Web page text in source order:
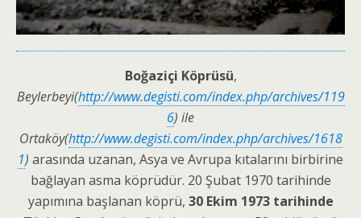
Boğaziçi Köprüsü,
Beylerbeyi(http://www.degisti.com/index.php/archives/119
6) ile
Ortaköy(http://www.degisti.com/index.php/archives/1618
1) arasında uzanan, Asya ve Avrupa kıtalarını birbirine
bağlayan asma köprüdür. 20 Şubat 1970 tarihinde
yapımına başlanan köprü, 30 Ekim 1973 tarihinde